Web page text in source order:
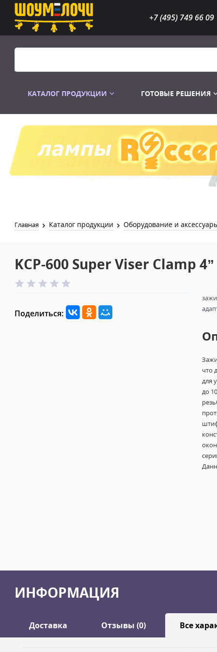
+7 (495) 749 66 09
КАТАЛОГ ПРОДУКЦИИ
Распродажа Лампы
ГОТОВЫЕ РЕШЕНИЯ
Главная Каталог продукции Оборудование и
KCP-600 Super Viser Clamp
Поделиться:
что
для
до
ИНФОРМАЦИЯ
Доставка Отзывы (0) Все